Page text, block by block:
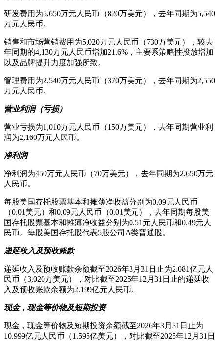
研发费用为5,650万元人民币（820万美元），去年同期为5,540
万元人民币。
销售和市场营销费用为5,020万元人民币（730万美元），较去
年同期的4,130万元人民币增加21.6%，主要系策略性投放增加
以及品牌提升力度加强所致。
管理费用为2,540万元人民币（370万美元），去年同期为2,550
万元人民币。
营业利润（亏损）
营业亏损为1,010万元人民币（150万美元），去年同期营业利
润为2,160万元人民币。
净利润
净利润为450万元人民币（70万美元），去年同期为2,650万元
人民币。
每股美国存托股票基本和摊薄净收益分别为0.09元人民币
（0.01美元）和0.09元人民币（0.01美元），去年同期每股美
国存托股票基本和摊薄净收益分别为0.51元人民币和0.49元人
民币。每股美国存托股代表5股公司A类普通股。
递延收入及预收账款
递延收入及预收账款余额截至2026年3月31日止为2.081亿元人
民币（3,020万美元），对比截至2025年12月31日止的递延收
入及预收账款余额为2.199亿元人民币。
现金，现金等价物及短期投资
现金，现金等价物及短期投资余额截至2026年3月31日止为
10.999亿元人民币（1.595亿美元），对比截至2025年12月31日